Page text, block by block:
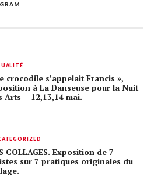
crocodile s’appelait Francis »,
à La Danseuse pour la Nuit
Arts – 12,13,14 mai.
COLLAGES. Exposition de 7
sur 7 pratiques originales du